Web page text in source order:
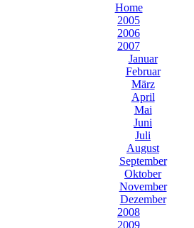
Home
2005
2006
2007
Januar
Februar
März
April
Mai
Juni
Juli
August
September
Oktober
November
Dezember
2008
2009